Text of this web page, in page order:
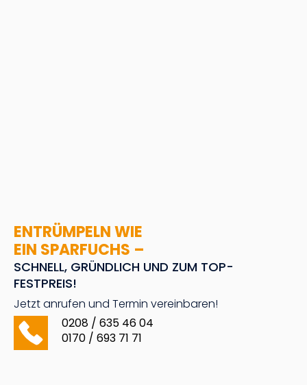
ENTRÜMPELN WIE
EIN SPARFUCHS –
SCHNELL, GRÜNDLICH UND ZUM TOP-
FESTPREIS!
Jetzt anrufen und Termin vereinbaren!
0208 / 635 46 04
0170 / 693 71 71